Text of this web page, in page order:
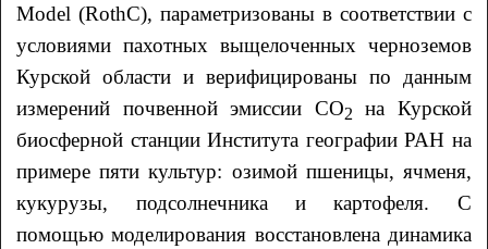
Model (RothC), параметризованы в соответствии с
условиями пахотных выщелоченных черноземов
Курской области и верифицированы по данным
измерений почвенной эмиссии СО2
на Курской
биосферной станции Института географии РАН на
примере пяти культур: озимой пшеницы, ячменя,
кукурузы, подсолнечника и картофеля. С
помощью моделирования восстановлена динамика